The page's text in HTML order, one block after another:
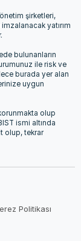
şirketleri,
yatırım
bulunanların
ile risk ve
burada yer alan
uygun
olup
ismi altında
olup, tekrar
Politikası